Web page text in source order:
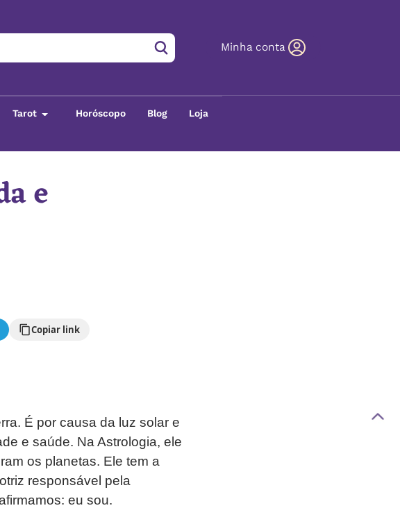
Minha conta
Tarot Horóscopo Blog Loja
e
Copiar link
É por causa da luz solar e
e saúde. Na Astrologia, ele
os planetas. Ele tem a
responsável pela
eu sou.